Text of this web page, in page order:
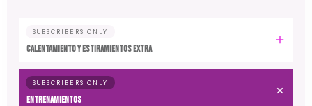
SUBSCRIBERS ONLY
Calentamiento y estiramientos extra
SUBSCRIBERS ONLY
Entrenamientos